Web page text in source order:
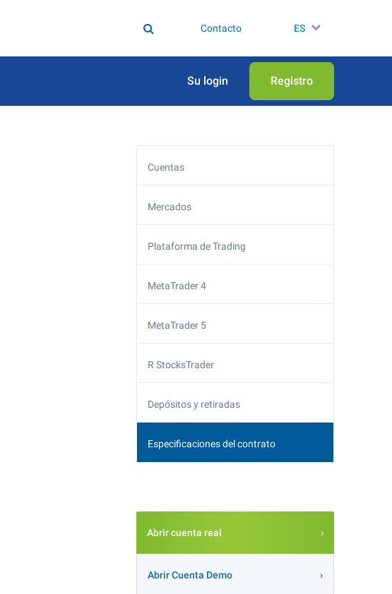
Contacto ES
Su login Registro
Cuentas
Mercados
Plataforma de Trading
MetaTrader 4
MetaTrader 5
R StocksTrader
Depósitos y retiradas
Especificaciones del contrato
Abrir cuenta real
Abrir Cuenta Demo